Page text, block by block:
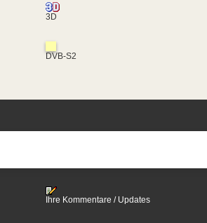
3D
DVB-S2
Ihre Kommentare / Updates